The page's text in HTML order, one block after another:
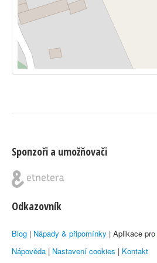
Sponzoři a umožňovači
Odkazovník
Blog | Nápady & připomínky | Aplikace pro
Nápověda | Nastavení cookies | Kontakt